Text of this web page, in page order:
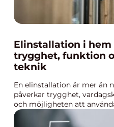
Elinstallation i hem
trygghet, funktion
teknik
En elinstallation är mer än
påverkar trygghet,
och möjligheten att